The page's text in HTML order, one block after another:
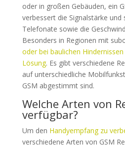
oder in großen Gebäuden, ein
verbessert die Signalstärke
Telefonate sowie die
Besonders in Regionen mit
oder bei baulichen
Lösung. Es gibt verschiedene
auf unterschiedliche
GSM abgestimmt sind.
Welche Arten von
verfügbar?
Um den Handyempfang zu
verschiedene Arten von GSM